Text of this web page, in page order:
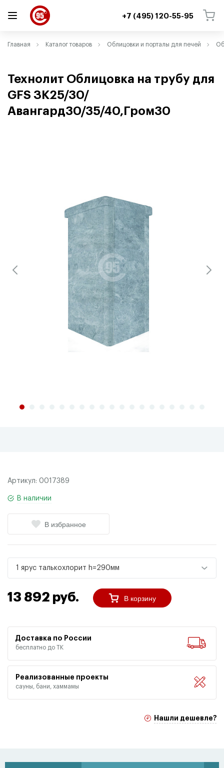
+7 (495) 120-55-95
Главная Каталог товаров Облицовки и порталы для печей
Технолит Облицовка на трубу для
GFS ЗК25/30/
Авангард30/35/40,Гром30
Артикул: 0017389
В наличии
В избранное
1 ярус талькохлорит h=290мм
13 892 руб. В корзину
Доставка по России
бесплатно до ТК
Реализованные проекты
сауны, бани, хаммамы
Нашли дешевле?
ВЕРНУТЬСЯ
ВЕРНУТЬСЯ